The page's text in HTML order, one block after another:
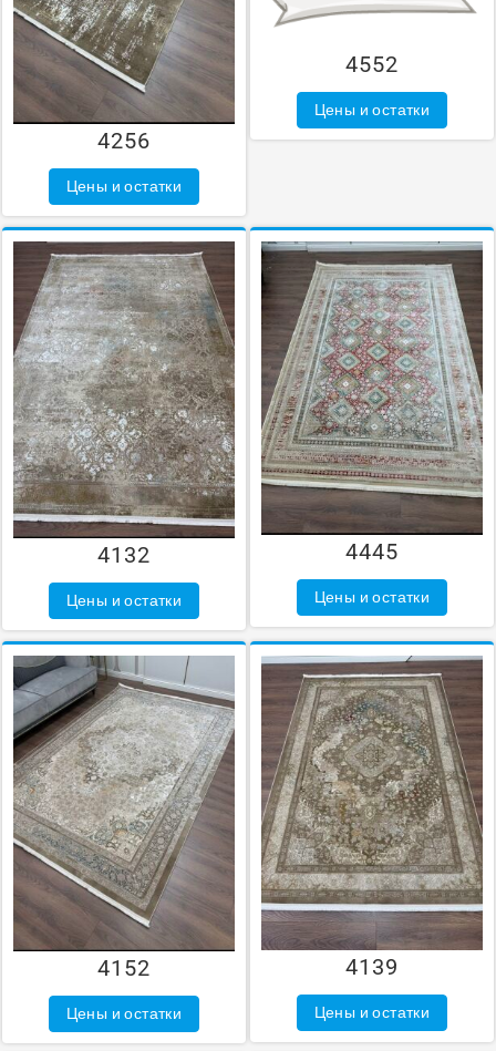
4256
Цены и остатки
4552
Цены и остатки
4132
Цены и остатки
4445
Цены и остатки
4152
Цены и остатки
4139
Цены и остатки